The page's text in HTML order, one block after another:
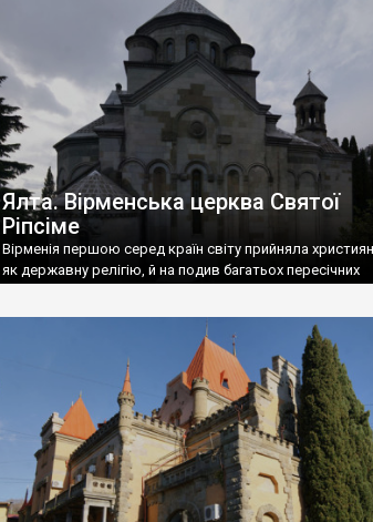
називаються «повстяками» (postaki)…” “Вино. Крим
виробляє відмінне вино і його вдосталь: воно все
легке біле і дуже […]
Ялта. Вірменська церква Святої
Ріпсіме
Вірменія першою серед країн світу прийняла
як державну релігію, й на подив багатьох пересічних